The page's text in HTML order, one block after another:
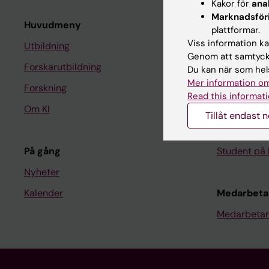
Huvudmeny
Utbildning
Forskarutbildning
Forskning
Om KI
På gång
Nyheter
Kalender
Student
Ladok
Canvas
Schema
Kurs- och
Student på
Kakor för
plattformar.
Viss information
Genom att
Du kan när som
Mer information
Read this
Tillåt endast